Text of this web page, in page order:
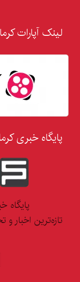
لینک آپارات
پایگاه خبری
پایگاه
تازه‌ترین اخبار